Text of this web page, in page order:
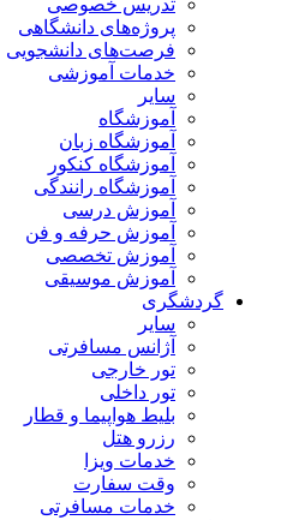
تدریس خصوصی
پروژه‌های دانشگاهی
فرصت‌های دانشجویی
خدمات آموزشی
سایر
آموزشگاه
آموزشگاه زبان
آموزشگاه کنکور
آموزشگاه رانندگی
آموزش درسی
آموزش حرفه و فن
آموزش تخصصی
آموزش موسیقی
گردشگری
سایر
آژانس مسافرتی
تور خارجی
تور داخلی
بلیط هواپیما و قطار
رزرو هتل
خدمات ویزا
وقت سفارت
خدمات مسافرتی